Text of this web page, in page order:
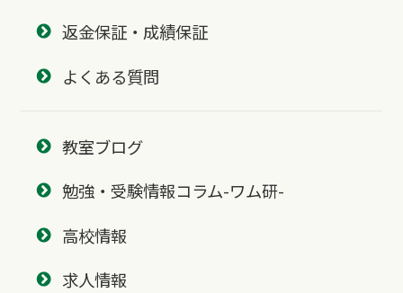
返金保証・成績保証
よくある質問
教室ブログ
勉強・受験情報コラム-ワム研-
高校情報
求人情報